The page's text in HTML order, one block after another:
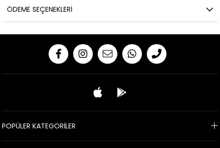
ÖDEME SEÇENEKLERI
POPÜLER KATEGORİLER